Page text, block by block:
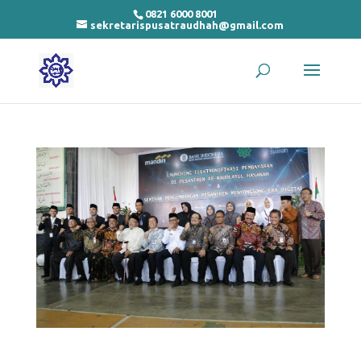
0821 6000 8001
sekretarispusatraudhah@gmail.com